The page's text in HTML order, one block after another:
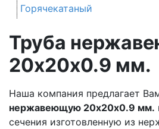
Горячекатаный
Труба
20х20х0.9 мм.
Наша компания предлагает
нержавеющую 20х20х0.9 мм.
сечения изготовленную из